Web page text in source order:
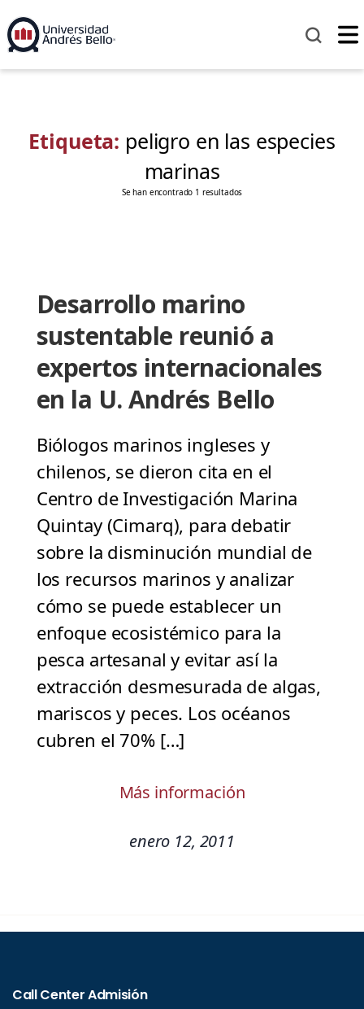
Etiqueta: peligro en las especies
marinas
Se han encontrado 1 resultados
Desarrollo marino
sustentable reunió a
expertos internacionales
en la U. Andrés Bello
Biólogos marinos ingleses y
chilenos, se dieron cita en el
Centro de Investigación Marina
Quintay (Cimarq), para debatir
sobre la disminución mundial de
los recursos marinos y analizar
cómo se puede establecer un
enfoque ecosistémico para la
pesca artesanal y evitar así la
extracción desmesurada de algas,
mariscos y peces. Los océanos
cubren el 70% […]
Más información
enero 12, 2011